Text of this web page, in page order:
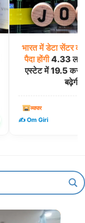
भारत में डेटा सेंटर
पैदा होंगी4.33 लाख
एस्टेट में 19.5
बढ़ेगी
व्यापार
✍️ Om Giri